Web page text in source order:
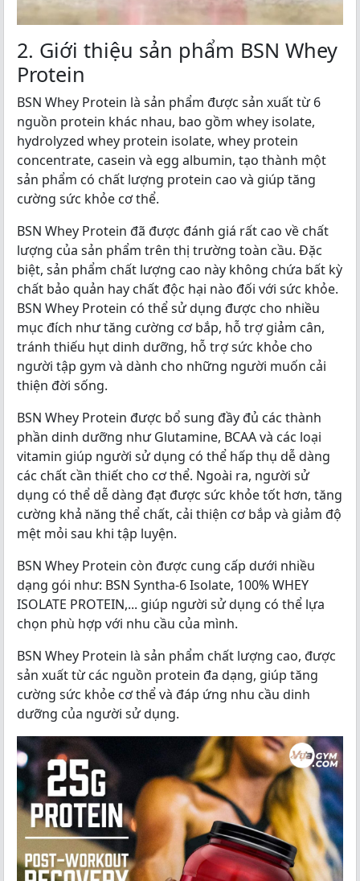
2. Giới thiệu sản phẩm BSN Whey
Protein
BSN Whey Protein là sản phẩm được sản xuất từ 6
nguồn protein khác nhau, bao gồm whey isolate,
hydrolyzed whey protein isolate, whey protein
concentrate, casein và egg albumin, tạo thành một
sản phẩm có chất lượng protein cao và giúp tăng
cường sức khỏe cơ thể.
BSN Whey Protein đã được đánh giá rất cao về chất
lượng của sản phẩm trên thị trường toàn cầu. Đặc
biệt, sản phẩm chất lượng cao này không chứa bất kỳ
chất bảo quản hay chất độc hại nào đối với sức khỏe.
BSN Whey Protein có thể sử dụng được cho nhiều
mục đích như tăng cường cơ bắp, hỗ trợ giảm cân,
tránh thiếu hụt dinh dưỡng, hỗ trợ sức khỏe cho
người tập gym và dành cho những người muốn cải
thiện đời sống.
BSN Whey Protein được bổ sung đầy đủ các thành
phần dinh dưỡng như Glutamine, BCAA và các loại
vitamin giúp người sử dụng có thể hấp thụ dễ dàng
các chất cần thiết cho cơ thể. Ngoài ra, người sử
dụng có thể dễ dàng đạt được sức khỏe tốt hơn, tăng
cường khả năng thể chất, cải thiện cơ bắp và giảm độ
mệt mỏi sau khi tập luyện.
BSN Whey Protein còn được cung cấp dưới nhiều
dạng gói như: BSN Syntha-6 Isolate, 100% WHEY
ISOLATE PROTEIN,... giúp người sử dụng có thể lựa
chọn phù hợp với nhu cầu của mình.
BSN Whey Protein là sản phẩm chất lượng cao, được
sản xuất từ các nguồn protein đa dạng, giúp tăng
cường sức khỏe cơ thể và đáp ứng nhu cầu dinh
dưỡng của người sử dụng.